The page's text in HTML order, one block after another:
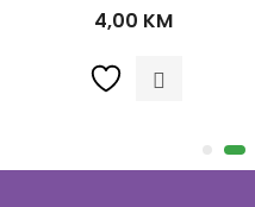
4,00 KM